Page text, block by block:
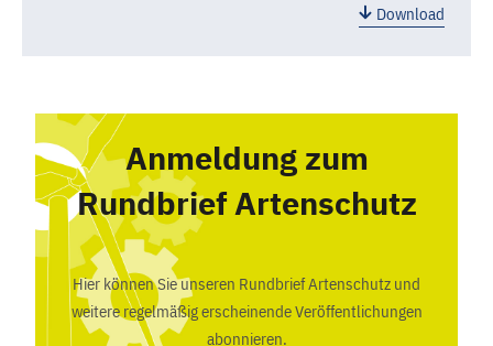
Download
Anmeldung zum
Rundbrief Artenschutz
Hier können Sie unseren Rundbrief Artenschutz und
weitere regelmäßig erscheinende Veröffentlichungen
abonnieren.